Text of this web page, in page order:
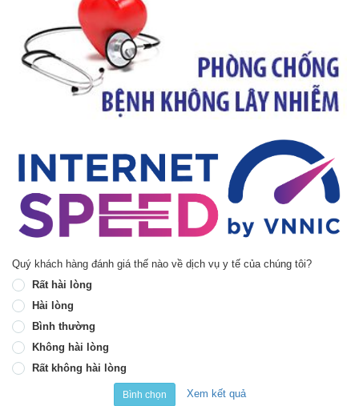
Quý khách hàng đánh giá thế nào về dịch vụ y tế của chúng tôi?
Rất hài lòng
Hài lòng
Bình thường
Không hài lòng
Rất không hài lòng
Bình chọn Xem kết quả